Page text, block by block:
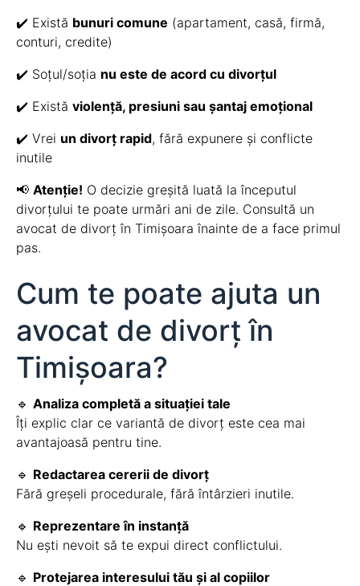
✔️ Există bunuri comune (apartament, casă, firmă,
conturi, credite)
✔️ Soțul/soția nu este de acord cu divorțul
✔️ Există violență, presiuni sau șantaj emoțional
✔️ Vrei un divorț rapid, fără expunere și conflicte
inutile
📢 Atenție! O decizie greșită luată la începutul
divorțului te poate urmări ani de zile. Consultă un
avocat de divorț în Timișoara înainte de a face primul
pas.
Cum te poate ajuta un
avocat de divorț în
Timișoara?
🔹 Analiza completă a situației tale
Îți explic clar ce variantă de divorț este cea mai
avantajoasă pentru tine.
🔹 Redactarea cererii de divorț
Fără greșeli procedurale, fără întârzieri inutile.
🔹 Reprezentare în instanță
Nu ești nevoit să te expui direct conflictului.
🔹 Protejarea interesului tău și al copiilor